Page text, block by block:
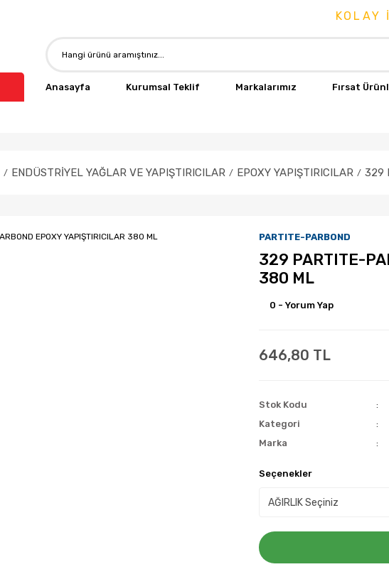
KOLAY
Anasayfa Kurumsal Teklif Markalarımız Fırsat
ENDÜSTRİYEL YAĞLAR VE YAPIŞTIRICILAR EPOXY YAPIŞTIRICILAR 329
PARTITE-PARBOND
329 PARTITE-
380 ML
0 - Yorum Yap
646,80 TL
Stok Kodu
Kategori
Marka
Seçenekler